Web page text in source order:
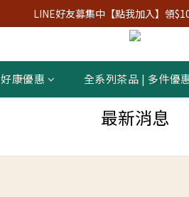
LINE好友募集中【點我加入】領
好康優惠 全系列茶品 | 多件優
最新消息